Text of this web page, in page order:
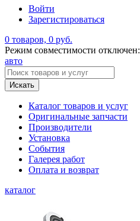
Войти
Зарегистироваться
0 товаров, 0 руб.
Режим совместимости отключен:
авто
Искать
Каталог товаров и услуг
Оригинальные запчасти
Производители
Установка
События
Галерея работ
Оплата и возврат
каталог